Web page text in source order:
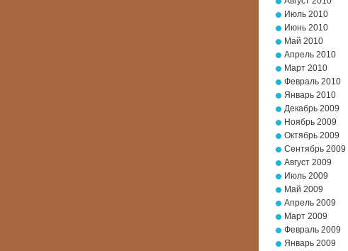
Июль 2010
Июнь 2010
Май 2010
Апрель 2010
Март 2010
Февраль 2010
Январь 2010
Декабрь 2009
Ноябрь 2009
Октябрь 2009
Сентябрь 2009
Август 2009
Июль 2009
Май 2009
Апрель 2009
Март 2009
Февраль 2009
Январь 2009